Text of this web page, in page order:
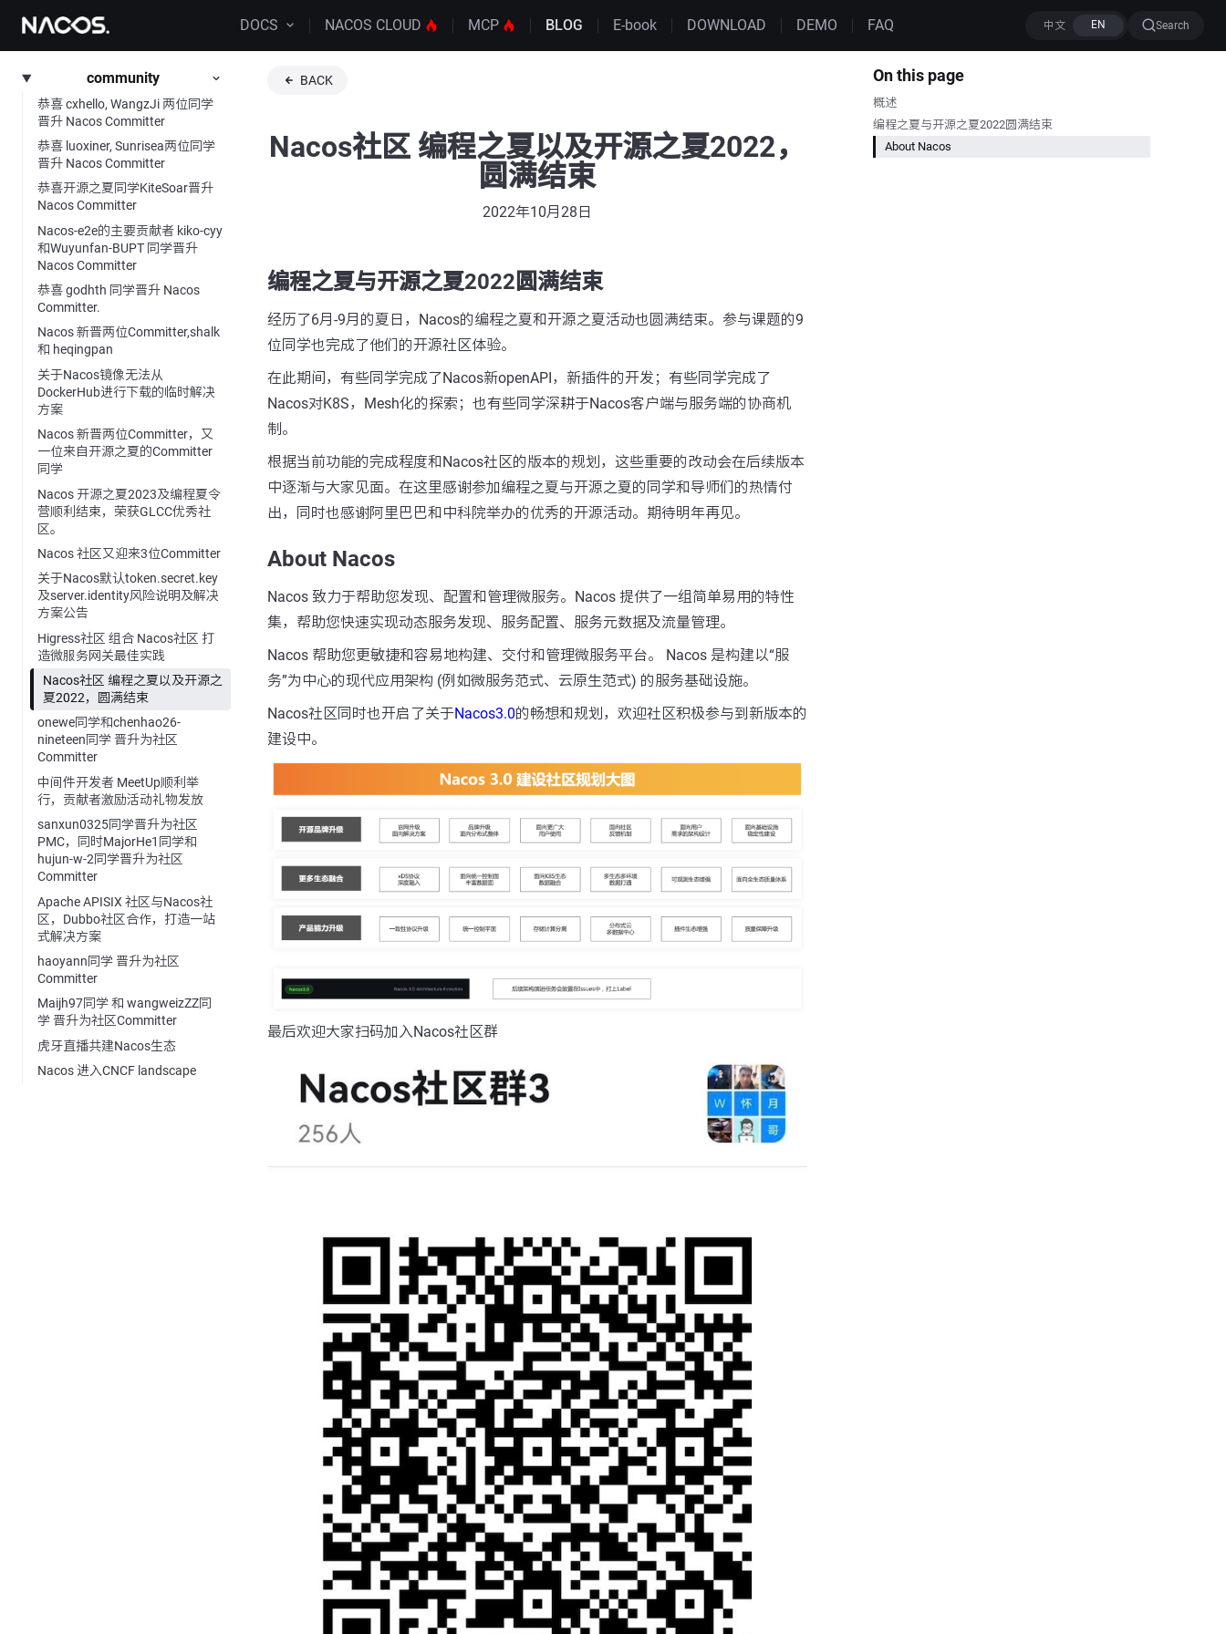
DOCS NACOS CLOUD MCP BLOG E-book DOWNLOAD DEMO FAQ Search
community
恭喜 cxhello, WangzJi 两位同学
晋升 Nacos Committer
恭喜 luoxiner, Sunrisea两位同学
晋升 Nacos Committer
恭喜开源之夏同学KiteSoar晋升
Nacos Committer
Nacos-e2e的主要贡献者 kiko-cyy
和Wuyunfan-BUPT 同学晋升
Nacos Committer
恭喜 godhth 同学晋升 Nacos
Committer.
Nacos 新晋两位Committer,shalk
和 heqingpan
关于Nacos镜像无法从
DockerHub进行下载的临时解决
方案
Nacos 新晋两位Committer，又
一位来自开源之夏的Committer
同学
Nacos 开源之夏2023及编程夏令
营顺利结束，荣获GLCC优秀社
区。
Nacos 社区又迎来3位Committer
关于Nacos默认token.secret.key
及server.identity风险说明及解决
方案公告
Higress社区 组合 Nacos社区 打
造微服务网关最佳实践
Nacos社区 编程之夏以及开源之
夏2022，圆满结束
onewe同学和chenhao26-
nineteen同学 晋升为社区
Committer
中间件开发者 MeetUp顺利举
行，贡献者激励活动礼物发放
sanxun0325同学晋升为社区
PMC，同时MajorHe1同学和
hujun-w-2同学晋升为社区
Committer
Apache APISIX 社区与Nacos社
区，Dubbo社区合作，打造一站
式解决方案
haoyann同学 晋升为社区
Committer
Maijh97同学 和 wangweizZZ同
学 晋升为社区Committer
虎牙直播共建Nacos生态
Nacos 进入CNCF landscape
BACK
Nacos社区 编程之夏以及开源之夏2022，
圆满结束
2022年10月28日
编程之夏与开源之夏2022圆满结束
经历了6月-9月的夏日，Nacos的编程之夏和开源之夏活动也圆满结束。参与课题的9
位同学也完成了他们的开源社区体验。
在此期间，有些同学完成了Nacos新openAPI，新插件的开发；有些同学完成了
Nacos对K8S，Mesh化的探索；也有些同学深耕于Nacos客户端与服务端的协商机
制。
根据当前功能的完成程度和Nacos社区的版本的规划，这些重要的改动会在后续版本
中逐渐与大家见面。在这里感谢参加编程之夏与开源之夏的同学和导师们的热情付
出，同时也感谢阿里巴巴和中科院举办的优秀的开源活动。期待明年再见。
About Nacos
Nacos 致力于帮助您发现、配置和管理微服务。Nacos 提供了一组简单易用的特性
集，帮助您快速实现动态服务发现、服务配置、服务元数据及流量管理。
Nacos 帮助您更敏捷和容易地构建、交付和管理微服务平台。 Nacos 是构建以“服
务”为中心的现代应用架构 (例如微服务范式、云原生范式) 的服务基础设施。
Nacos社区同时也开启了关于Nacos3.0的畅想和规划，欢迎社区积极参与到新版本的
建设中。
最后欢迎大家扫码加入Nacos社区群
On this page
概述
编程之夏与开源之夏2022圆满结束
About Nacos